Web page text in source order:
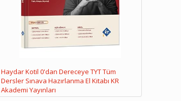
Haydar Kotil 0'dan Dereceye TYT Tüm
Dersler Sınava Hazırlanma El Kitabı KR
Akademi Yayınları